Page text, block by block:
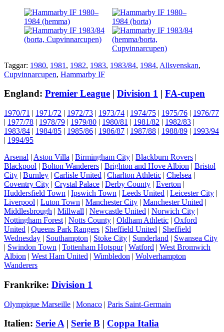
Taggar: 1980, 1981 , 1982, 1983, 1983/84, 1984, Allsvenskan,
Cupvinnarcupen, Hammarby IF
England: Premier League | Division 1 | FA-cupen
1970/71 | 1971/72 | 1972/73 | 1973/74 | 1974/75 | 1975/76 | 1976/77
| 1977/78 | 1978/79 | 1979/80 | 1980/81 | 1981/82 | 1982/83 |
1983/84 | 1984/85 | 1985/86 | 1986/87 | 1987/88 | 1988/89 | 1993/94
| 1994/95
Arsenal | Aston Villa | Birmingham City | Blackburn Rovers |
Blackpool | Bolton Wanderers | Brighton and Hove Albion | Bristol
City | Burnley | Carlisle United | Charlton Athletic | Chelsea |
Coventry City | Crystal Palace | Derby County | Everton |
Huddersfield Town | Ipswich Town | Leeds United | Leicester City |
Liverpool | Luton Town | Manchester City | Manchester United |
Middlesbrough | Millwall | Newcastle United | Norwich City |
Nottingham Forest | Notts County | Oldham Athletic | Oxford
United | Queens Park Rangers | Sheffield United | Sheffield
Wednesday | Southampton | Stoke City | Sunderland | Swansea City
| Swindon Town | Tottenham Hotspur| Watford | West Bromwich
Albion | West Ham United | Wimbledon | Wolverhampton
Wanderers
Frankrike: Division 1
Olympique Marseille | Monaco | Paris Saint-Germain
Italien: Serie A| Serie B | Coppa Italia